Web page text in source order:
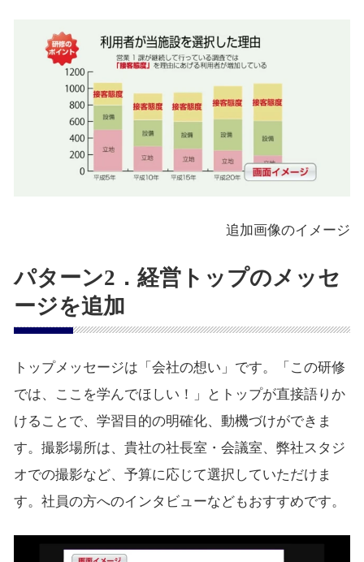
追加画像のイメージ
パターン2．経営トップのメッセ
ージを追加
トップメッセージは「会社の想い」です。「この研修
では、ここを学んでほしい！」とトップが直接語りか
けることで、学習目的の明確化、動機づけができま
す。撮影場所は、貴社の社長室・会議室、弊社スタジ
オでの撮影など、予算に応じて選択していただけま
す。社員の方へのインタビューなどもおすすめです。